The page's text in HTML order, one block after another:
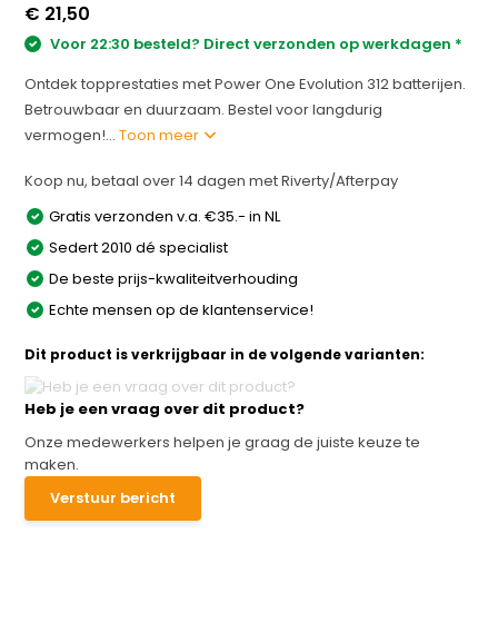
€ 21,50
Voor 22:30 besteld? Direct verzonden op werkdagen *
Ontdek topprestaties met Power One Evolution 312 batterijen.
Betrouwbaar en duurzaam. Bestel voor langdurig
vermogen!...Toon meer
Koop nu, betaal over 14 dagen met Riverty/Afterpay
Gratis verzonden v.a. €35.- in NL
Sedert 2010 dé specialist
De beste prijs-kwaliteitverhouding
Echte mensen op de klantenservice!
Dit product is verkrijgbaar in de volgende varianten:
Heb je een vraag over dit product?
Onze medewerkers helpen je graag de juiste keuze te
maken.
Verstuur bericht